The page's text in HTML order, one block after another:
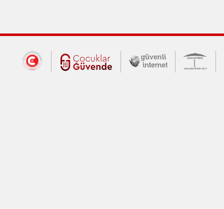
Dış Bağlantılar
Cumhurbaşkanlığı İletişim Merkezi
Çocuklar Güvende (yeni
Güvenli